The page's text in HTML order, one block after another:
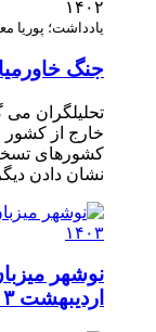
۱۴۰۲
یادداشت؛ پوریا
جنگ
تحلیلگران می
خارج از کشور
کشورهای
نشان دادن
نوشهر
اردیبهشت ۱۴۰۳